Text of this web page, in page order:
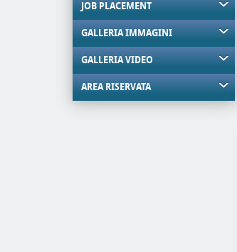
JOB PLACEMENT
GALLERIA IMMAGINI
GALLERIA VIDEO
AREA RISERVATA